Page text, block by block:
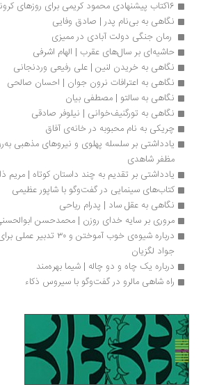
نگاهی به بی‌نام پدر | صادق وفایی
رمان جنگی دولت آبادی در ممیزی
حاشیه‌ای بر سال‌های عقرب | الهام اشرفی
نگاهی به خریدن لنین | علی رفیعی وردنجانی
نگاهی به اعترافات نرون جوان | احسان صالحی
نگاهی به سالتو | مصطفی بیان
نگاهی به تورگنیف‌خوانی | نیلوفر صادقی
چریکی به نام محبوبه در خانه‌ی آفاق
مظفر شاهدی
یادداشتی بر تقدیم به چند داستان کوتاه | مریم ذاکری
کتاب‌های سینمایی در گفت‌وگو با شاپور عظیمی
نگاهی به عقل ساد | پدرام رياحی
مروری بر سایه خدای روزن | محمدحسن ابوالحسنی
جواد لگزیان
درباره یک چاه و دو چاله | شیما بهره‌مند
راه شاهی مالرو در گفت‌و‌گو با سیروس ذکاء